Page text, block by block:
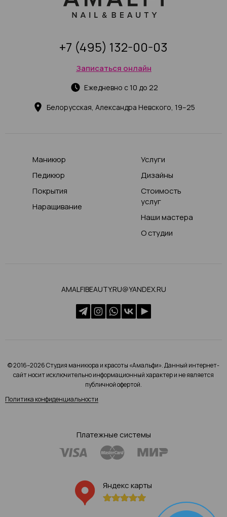
Белорусская, Александра Невского, 19–25
Ежедневно с 10 до 22
Записаться онлайн
+7 (495) 132-00-03
Маникюр
Педикюр
Покрытия
Наращивание
Услуги
Дизайны
Стоимость
услуг
Наши мастера
О студии
AMALFIBEAUTY.RU@YANDEX.RU
© 2016–2026 Студия маникюра и красоты «Амальфи». Данный интернет-
сайт носит исключительно информационный характер и не является
публичной офертой.
Политика конфиденциальности
Платежные системы
Яндекс карты